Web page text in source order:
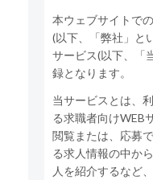
本ウェブサイトで
(以下、「弊社」と
サービス(以下、「
録となります。
当サービスとは、
る求職者向けWEB
閲覧または、応募
る求人情報の中か
人を紹介するなど